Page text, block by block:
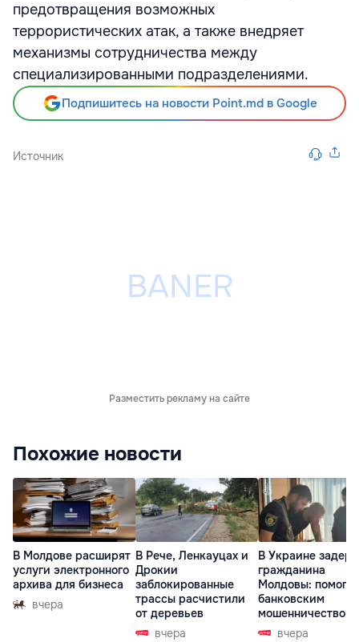
предотвращения возможных
террористических атак, а также внедряет
механизмы сотрудничества между
специализированными подразделениями.
Подпишитесь на новости Point.md в Google
Источник
Разместить рекламу на сайте
Похожие новости
В Молдове расширят
услуги электронного
архива для бизнеса
вчера
В Рече, Ленкауцах и
Дрокии
заблокированные
трассы расчистили
от деревьев
вчера
В Украине
гражданина
Молдовы:
банковским
мошенничеством
Чехиивчера